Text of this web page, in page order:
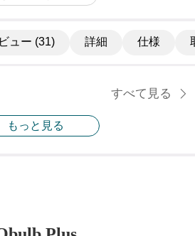
ュー (31) 詳細 仕様
すべて見る
もっと見る